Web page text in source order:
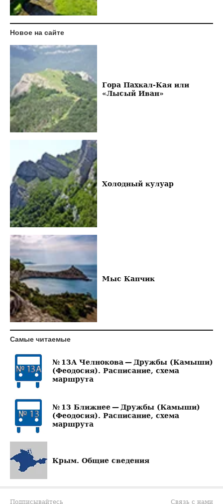
Новое на сайте
Гора Пахкал-Кая или
«Лысый Иван»
Холодный кулуар
Мыс Капчик
Самые читаемые
№ 13А Челнокова — Дружбы (Камыши)
(Феодосия). Расписание, схема
маршрута
№ 13 Ближнее — Дружбы (Камыши)
(Феодосия). Расписание, схема
маршрута
Крым. Общие сведения
Подписывайтесь Связь с нами